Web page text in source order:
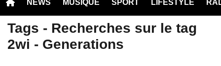
NEWS MUSIQUE SPORT LIFESTYLE
Tags - Recherches sur le tag
2wi - Generations